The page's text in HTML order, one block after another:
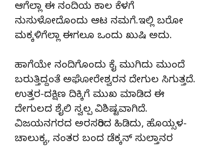
ಆಗೆಲ್ಲಾ ಈ ನಂದಿಯ ಕಾಲ ಕೆಳಗೆ
ನುಸುಳೋದೊಂದು ಆಟ ನಮಗೆ.ಇಲ್ಲಿ ಬರೋ
ಮಕ್ಕಳಿಗೆಲ್ಲಾ ಈಗಲೂ ಒಂದು ಖುಷಿ ಅದು.
ಹಾಗೆಯೇ ನಂದಿಗೊಂದು ಕೈ ಮುಗಿದು ಮುಂದೆ
ಬರುತ್ತಿದ್ದಂತೆ ಅಘೋರೇಶ್ವರನ ದೇಗುಲ ಸಿಗುತ್ತದೆ.
ಉತ್ತರ-ದಕ್ಷಿಣ ದಿಕ್ಕಿಗೆ ಮುಖ ಮಾಡಿದ ಈ
ದೇಗುಲದ ಶೈಲಿ ಸ್ವಲ್ಪ ವಿಶಿಷ್ಟವಾಗಿದೆ.
ವಿಜಯನಗರದ ಅರಸರಿಂದ ಹಿಡಿದು, ಹೊಯ್ಸಳ-
ಚಾಲುಕ್ಯ, ನಂತರ ಬಂದ ಡೆಕ್ಕನ್ ಸುಲ್ತಾನರ